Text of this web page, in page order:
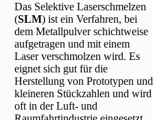
Das Selektive Laserschmelzen
(SLM) ist ein Verfahren, bei
dem Metallpulver schichtweise
aufgetragen und mit einem
Laser verschmolzen wird. Es
eignet sich gut für die
Herstellung von Prototypen und
kleineren Stückzahlen und wird
oft in der Luft- und